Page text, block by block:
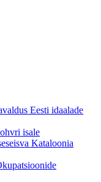
Eesti idaalade
isale
Kataloonia